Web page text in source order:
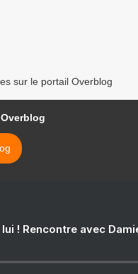
sur le portail Overblog
! Rencontre avec